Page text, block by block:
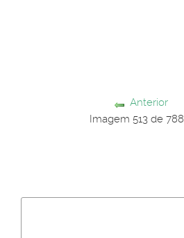
Anterior
Imagem 513 de 788